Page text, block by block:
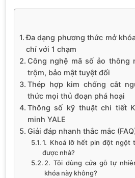
Đa dạng phương thức mở
chỉ với 1 chạm
Công nghệ mã số ảo thông
trộm, bảo mật tuyệt đối
Thép hợp kim chống cắt
thức mọi thủ đoạn phá hoại
Thông số kỹ thuật chi tiết
minh YALE
Giải đáp nhanh thắc mắc
1. Khoá lỡ hết pin đột ngột
được nhà?
2. Tôi dùng cửa gỗ tự
khóa này không?